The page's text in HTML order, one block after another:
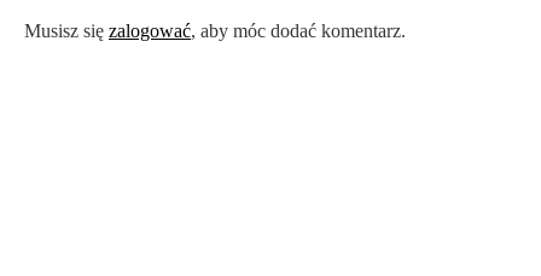
Musisz się zalogować, aby móc dodać komentarz.